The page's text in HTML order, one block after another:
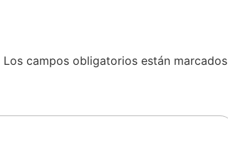
Los campos obligatorios están marcados